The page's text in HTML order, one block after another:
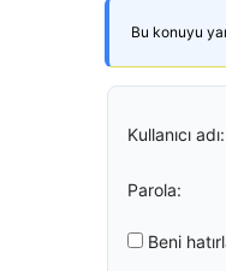
Bu konuyu
Kullanıcı adı:
Parola:
Beni